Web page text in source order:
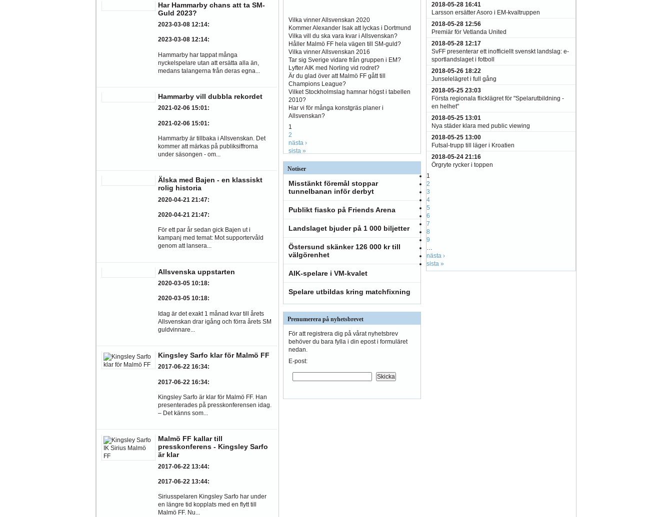
Har Hammarby chans att ta SM-
Guld 2023?
2023-03-08 12:14:
2023-03-08 12:14:
Hammarby har tappat många
nyckelspelare utan att ersätta alla än,
medans talangerna från deras egna...
Hammarby vill dubbla rekordet
2021-02-06 15:01:
2021-02-06 15:01:
Hammarby är tillbaka i Allsvenskan. Det
kommer att märkas på publiksiffrorna
under säsongen - om...
Älska med Bajen - en klassiskt
rolig historia
2020-04-21 21:47:
2020-04-21 21:47:
För ett par år sedan gick Bajen ut i
kampanj med temat: Mot supportervåld
genom att lansera...
Allsvenska uppstarten
2020-03-05 10:18:
2020-03-05 10:18:
Idag är det exakt 1 månad kvar till årets
Allsvenskan drar igång och förra årets SM
guldvinnare...
Kingsley Sarfo klar för Malmö FF
2017-06-22 16:34:
2017-06-22 16:34:
Kingsley Sarfo är klar för Malmö FF. Han
presenterades på presskonferensen idag.
– Det känns som...
Malmö FF kallar till
presskonferens - Kingsley Sarfo
är klar
2017-06-22 13:44:
2017-06-22 13:44:
Siriusspelaren Kingsley Sarfo har under
en längre tid kopplats med en flytt till
Malmö FF. Nu...
Vilka vinner Allsvenskan 2020
Kommer Alexander Isak att lyckas i Dortmund
Vilka vill du ska vara kvar i Allsvenskan?
Håller Malmö FF hela vägen till SM-guld?
Vilka vinner Allsvenskan 2016
Tar sig Sverige vidare från gruppen i EM?
Lyfter AIK med Norling vid rodret?
Är du glad över att Malmö FF gått till
Champions League?
Vilket Stockholmslag hamnar högst i tabellen
2010?
Har vi för många konstgräs planer i
Allsvenskan?
1
2
nästa ›
sista »
Notiser
Misstänkt föremål stoppar
tunnelbanan inför derbyt
Publikt fiasko på Friends Arena
Landslaget bjuder på 1 000 biljetter
Östersund skänker 126 000 kr till
välgörenhet
AIK-spelare i VM-kvalet
Spelare utbildas kring matchfixning
Prenumerera på nyhetsbrevet
För att registrera dig på vårat nyhetsbrev
behöver du bara fylla i din epost i formuläret
nedan.
E-post:
2018-05-28 16:41
Larsson ersätter Asoro i EM-kvaltruppen
2018-05-28 12:56
Premiär för Vetlanda United
2018-05-28 12:17
SvFF presenterar ett inofficiellt svenskt landslag: e-
sportlandslaget i fotboll
2018-05-26 18:22
Junselelägret i full gång
2018-05-25 23:03
Första regionala flicklägret för "Spelarutbildning -
en helhet"
2018-05-25 13:01
Nya städer klara med public viewing
2018-05-25 13:00
Futsal-trupp till läger i Kroatien
2018-05-24 21:16
Örgryte rycker i toppen
1
2
3
4
5
6
7
8
9
nästa ›
sista »